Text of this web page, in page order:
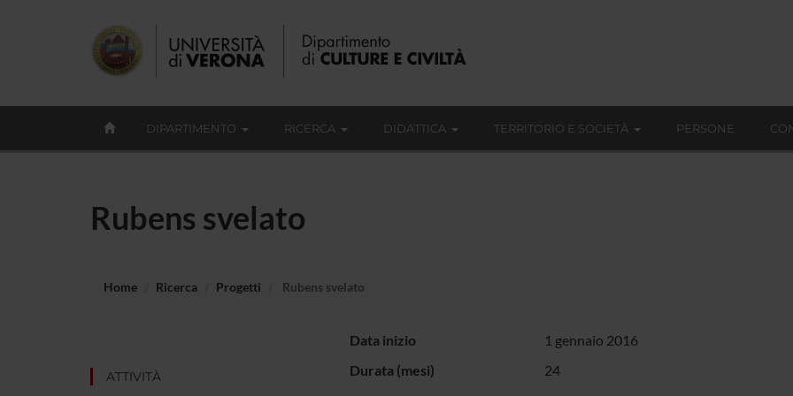
DIPARTIMENTO RICERCA DIDATTICA TERRITORIO E SOCIETÀ PERSONE
Rubens svelato
Home Ricerca Progetti Rubens svelato
ATTIVITÀ
Data inizio
1 gennaio 2016
Durata (mesi)
24